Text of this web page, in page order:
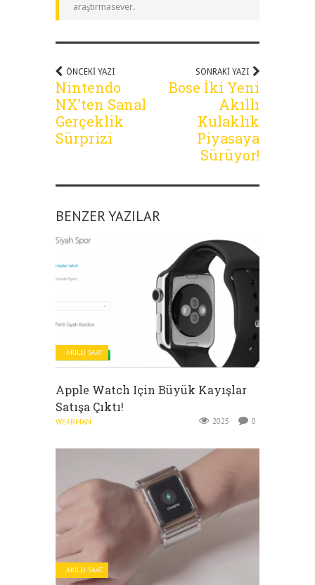
araştırmasever.
ÖNCEKI YAZI
Nintendo
NX’ten Sanal
Gerçeklik
Sürprizi
SONRAKI YAZI
Bose İki Yeni
Akıllı
Kulaklık
Piyasaya
Sürüyor!
BENZER YAZILAR
AKILLI SAAT
Apple Watch Için Büyük Kayışlar
Satışa Çıktı!
WEARMAN 2025 0
AKILLI SAAT